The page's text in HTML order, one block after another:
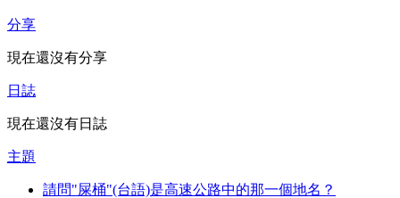
分享
現在還沒有分享
日誌
現在還沒有日誌
主題
請問"屎桶"(台語)是高速公路中的那一個地名？